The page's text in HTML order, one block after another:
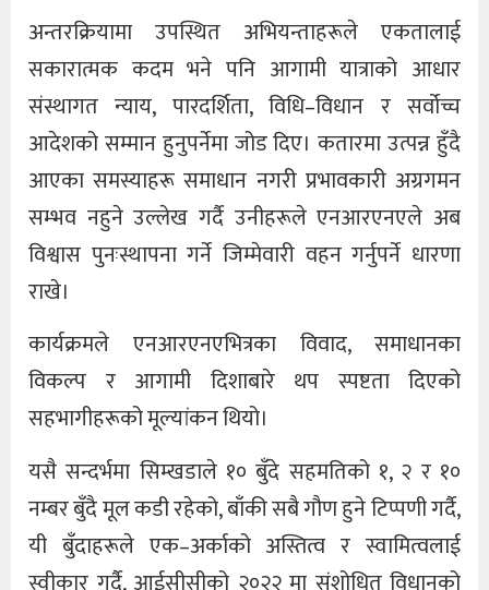
अन्तरक्रियामा उपस्थित अभियन्ताहरूले एकतालाई
सकारात्मक कदम भने पनि आगामी यात्राको आधार
संस्थागत न्याय, पारदर्शिता, विधि–विधान र सर्वोच्च
आदेशको सम्मान हुनुपर्नेमा जोड दिए। कतारमा उत्पन्न हुँदै
आएका समस्याहरू समाधान नगरी प्रभावकारी अग्रगमन
सम्भव नहुने उल्लेख गर्दै उनीहरूले एनआरएनएले अब
विश्वास पुनःस्थापना गर्ने जिम्मेवारी वहन गर्नुपर्ने धारणा
राखे।
कार्यक्रमले एनआरएनएभित्रका विवाद, समाधानका
विकल्प र आगामी दिशाबारे थप स्पष्टता दिएको
सहभागीहरूको मूल्यांकन थियो।
यसै सन्दर्भमा सिम्खडाले १० बुँदे सहमतिको १, २ र १०
नम्बर बुँदै मूल कडी रहेको, बाँकी सबै गौण हुने टिप्पणी गर्दै,
यी बुँदाहरूले एक–अर्काको अस्तित्व र स्वामित्वलाई